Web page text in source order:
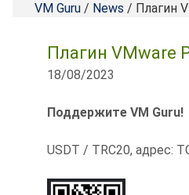
VM Guru / News / Плагин
Плагин VMware
18/08/2023
Поддержите VM Guru!
USDT / TRC20, адрес: